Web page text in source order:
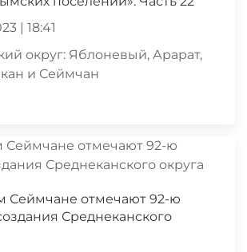
| 18:41
округ: Яблоневый, Арарат,
и Сеймчан
Сеймчане отмечают 92-ю
Среднеканского